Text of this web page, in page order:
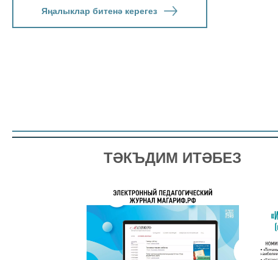
Яңалыклар битенә керегез
ТӘКЪДИМ ИТӘБЕЗ